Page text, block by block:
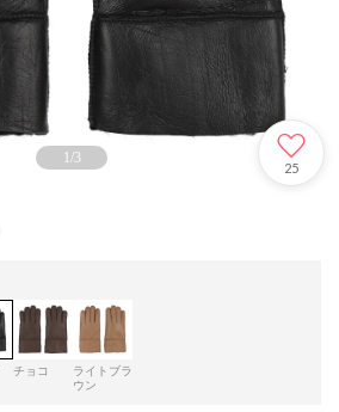
1/3
25
チョコ
ライトブラ
ウン